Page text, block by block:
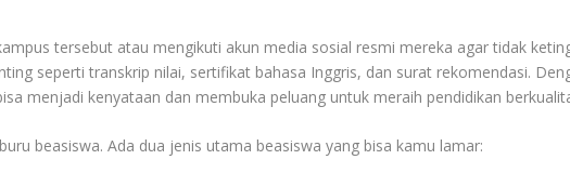
tersebut atau mengikuti akun media sosial resmi mereka agar tidak
seperti transkrip nilai, sertifikat bahasa Inggris, dan surat rekomendasi.
menjadi kenyataan dan membuka peluang untuk meraih pendidikan
beasiswa. Ada dua jenis utama beasiswa yang bisa kamu lamar: